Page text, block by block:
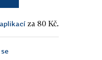
za 80 Kč.